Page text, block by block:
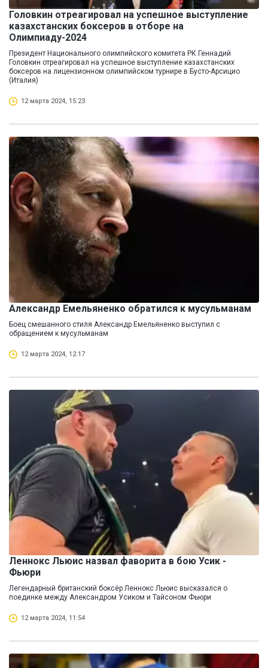
Головкин отреагировал на успешное выступление
казахстанских боксеров в отборе на
Олимпиаду-2024
Президент Национального олимпийского комитета РК Геннадий
Головкин отреагировал на успешное выступление казахстанских
боксеров на лицензионном олимпийском турнире в Бусто-Арсицио
(Италия)
12 марта 2024, 15:23
Александр Емельяненко обратился к мусульманам
Боец смешанного стиля Александр Емельяненко выступил с
обращением к мусульманам
12 марта 2024, 12:17
Леннокс Льюис назвал фаворита в бою Усик -
Фьюри
Легендарный британский боксёр Леннокс Льюис высказался о
поединке между Александром Усиком и Тайсоном Фьюри
12 марта 2024, 11:54